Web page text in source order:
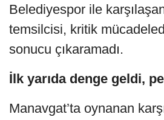
Belediyespor ile
temsilcisi, kritik
sonucu çıkaramadı.
İlk yarıda denge geldi,
Manavgat’ta oynanan